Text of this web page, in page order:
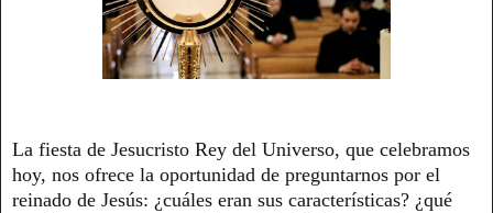
La fiesta de Jesucristo Rey del Universo, que celebramos
hoy, nos ofrece la oportunidad de preguntarnos por el
reinado de Jesús: ¿cuáles eran sus características? ¿qué